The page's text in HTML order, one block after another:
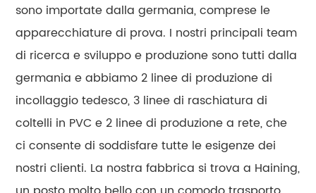
sono importate dalla germania, comprese le
apparecchiature di prova. I nostri principali team
di ricerca e sviluppo e produzione sono tutti dalla
germania e abbiamo 2 linee di produzione di
incollaggio tedesco, 3 linee di raschiatura di
coltelli in PVC e 2 linee di produzione a rete, che
ci consente di soddisfare tutte le esigenze dei
nostri clienti. La nostra fabbrica si trova a Haining,